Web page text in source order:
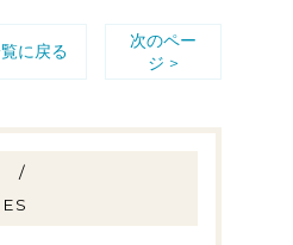
に戻る
次のペー
ジ >